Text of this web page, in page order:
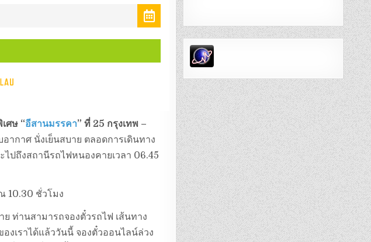
ศษ “อีสานมรรคา” ที่ 25 กรุงเทพ –
กาศ นั่งเย็นสบาย ตลอดการเดินทาง
ปถึงสถานีรถไฟหนองคายเวลา 06.45
10.30 ชั่วโมง
ท่านสามารถจองตั๋วรถไฟ เส้นทาง
งเราได้แล้ววันนี้ จองตั๋วออนไลน์ล่วง